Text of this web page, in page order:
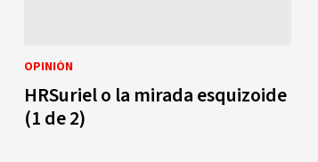
OPINIÓN
HRSuriel o la mirada esquizoide
(1 de 2)